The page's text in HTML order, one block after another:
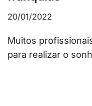
20/01/2022
Muitos
para realizar o